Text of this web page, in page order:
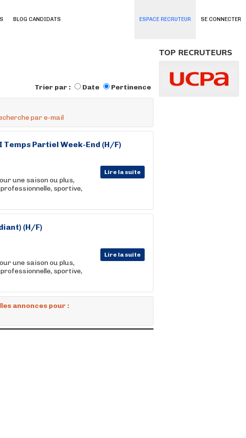
SE CONNECTER
BLOG CANDIDATS ESPACE RECRUTEUR
Trier par : Date Pertinence
par e-mail
Temps Partiel Week-End (H/F)
Lire la suite
une saison ou plus,
sportive,
(H/F)
Lire la suite
une saison ou plus,
sportive,
annonces pour :
TOP RECRUTEURS